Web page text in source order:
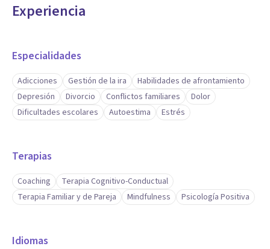
Experiencia
Especialidades
Adicciones Gestión de la ira
Habilidades de afrontamiento
Depresión
Divorcio Conflictos familiares
Dolor
Dificultades escolares
Autoestima Estrés
Terapias
Coaching
Terapia Cognitivo-Conductual
Terapia Familiar y de Pareja
Mindfulness Psicología Positiva
Idiomas